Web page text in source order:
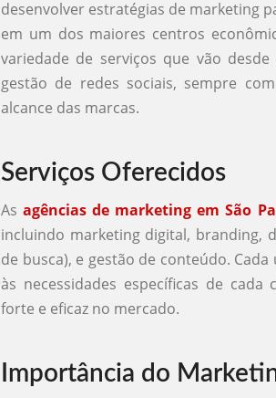
desenvolver estratégias de marketing
em um dos maiores centros
variedade de serviços que vão
gestão de redes sociais, sempre
alcance das marcas.
Serviços Oferecidos
Asagências de marketing em São
incluindo marketing digital, branding,
de busca), e gestão de conteúdo.
às necessidades específicas de
forte e eficaz no mercado.
Importância do